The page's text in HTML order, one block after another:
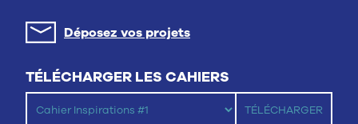
Déposez vos projets
TÉLÉCHARGER LES CAHIERS